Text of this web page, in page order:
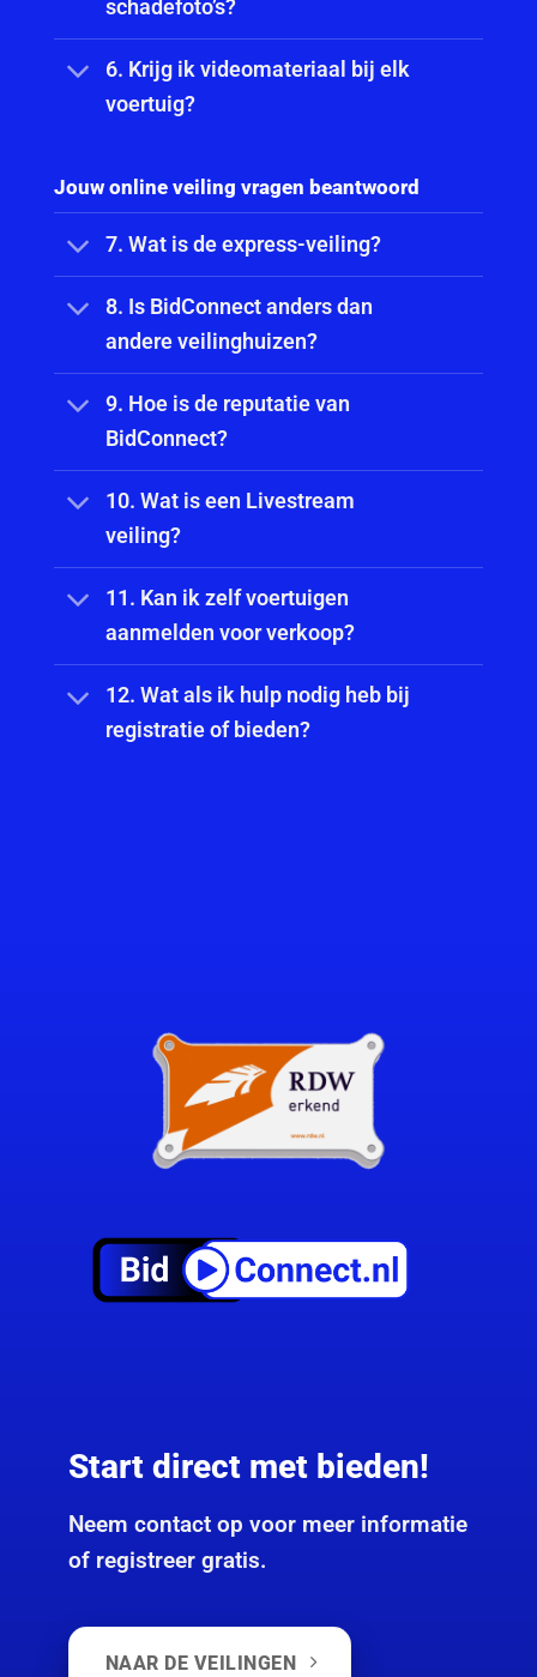
schadefoto’s?
6. Krijg ik videomateriaal bij elk
voertuig?
Jouw online veiling vragen beantwoord
7. Wat is de express-veiling?
8. Is BidConnect anders dan
andere veilinghuizen?
9. Hoe is de reputatie van
BidConnect?
10. Wat is een Livestream
veiling?
11. Kan ik zelf voertuigen
aanmelden voor verkoop?
12. Wat als ik hulp nodig heb bij
registratie of bieden?
Start direct met bieden!
Neem contact op voor meer informatie
of registreer gratis.
NAAR DE VEILINGEN